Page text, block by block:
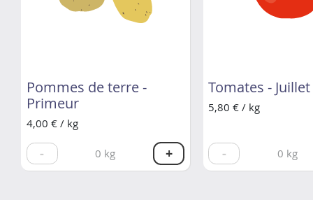
Pommes de terre -
Primeur
4,00 € / kg
- 0 kg +
Tomates - Juillet
5,80 € / kg
- 0 kg